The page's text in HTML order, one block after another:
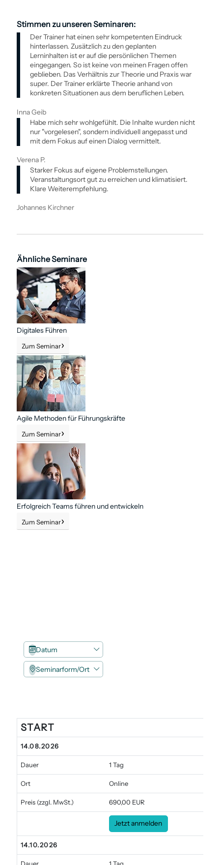
Stimmen zu unseren Seminaren:
Der Trainer hat einen sehr kompetenten Eindruck
hinterlassen. Zusätzlich zu den geplanten
Lerninhalten ist er auf die persönlichen Themen
eingegangen. So ist keine von meinen Fragen offen
geblieben. Das Verhältnis zur Theorie und Praxis war
super. Der Trainer erklärte Theorie anhand von
konkreten Situationen aus dem beruflichen Leben.
Inna Geib
Habe mich sehr wohlgefühlt. Die Inhalte wurden nicht
nur "vorgelesen", sondern individuell angepasst und
mit dem Fokus auf einen Dialog vermittelt.
Verena P.
Starker Fokus auf eigene Problemstellungen.
Veranstaltungsort gut zu erreichen und klimatisiert.
Klare Weiterempfehlung.
Johannes Kirchner
Ähnliche Seminare
Digitales Führen
Zum Seminar
Agile Methoden für Führungskräfte
Zum Seminar
Erfolgreich Teams führen und entwickeln
Zum Seminar
Datum
Seminarform/Ort
Angebote
START
14.08.2026
Dauer 1 Tag
Ort Online
Preis (zzgl. MwSt.) 690,00 EUR
Jetzt anmelden
14.10.2026